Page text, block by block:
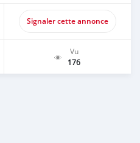
Signaler cette annonce
Vu
176